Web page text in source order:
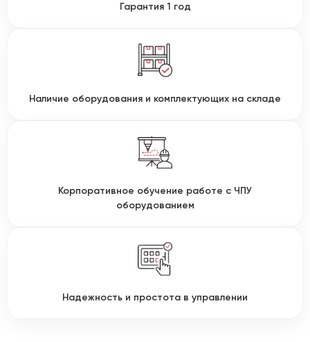
Гарантия 1 год
Наличие оборудования и комплектующих на складе
Корпоративное обучение работе с ЧПУ
оборудованием
Надежность и простота в управлении